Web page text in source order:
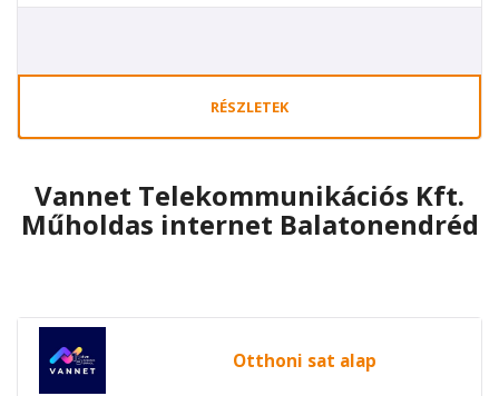
RÉSZLETEK
Vannet Telekommunikációs Kft.
Műholdas internet Balatonendréd
Otthoni sat alap